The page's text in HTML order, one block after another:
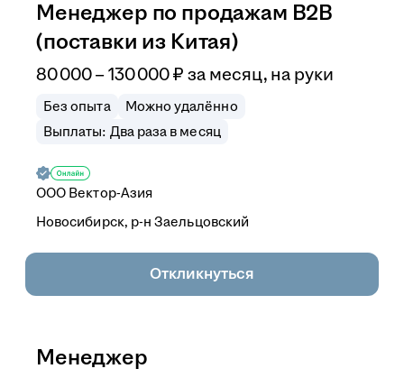
Менеджер по продажам B2B
(поставки из Китая)
80 000–130 000₽ за месяц, на руки
Без опыта
Можно удалённо
Выплаты: Два раза в месяц
ООО Вектор-Азия
Новосибирск, р-н Заельцовский
Откликнуться
Менеджер